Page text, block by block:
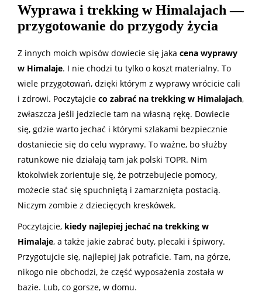
Wyprawa i trekking w Himalajach —
przygotowanie do przygody życia
Z innych moich wpisów dowiecie się jaka cena wyprawy
w Himalaje. I nie chodzi tu tylko o koszt materialny. To
wiele przygotowań, dzięki którym z wyprawy wrócicie cali
i zdrowi. Poczytajcie co zabrać na trekking w Himalajach,
zwłaszcza jeśli jedziecie tam na własną rękę. Dowiecie
się, gdzie warto jechać i którymi szlakami bezpiecznie
dostaniecie się do celu wyprawy. To ważne, bo służby
ratunkowe nie działają tam jak polski TOPR. Nim
ktokolwiek zorientuje się, że potrzebujecie pomocy,
możecie stać się spuchniętą i zamarznięta postacią.
Niczym zombie z dziecięcych kreskówek.
Poczytajcie, kiedy najlepiej jechać na trekking w
Himalaje, a także jakie zabrać buty, plecaki i śpiwory.
Przygotujcie się, najlepiej jak potraficie. Tam, na górze,
nikogo nie obchodzi, że część wyposażenia została w
bazie. Lub, co gorsze, w domu.